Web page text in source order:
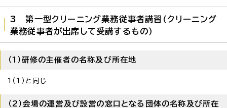
3 第一型クリーニング業務従事者講習（クリーニング
業務従事者が出席して受講するもの）
（1）研修の主催者の名称及び所在地
1（1）と同じ
（2）会場の運営及び設営の窓口となる団体の名称及び所在